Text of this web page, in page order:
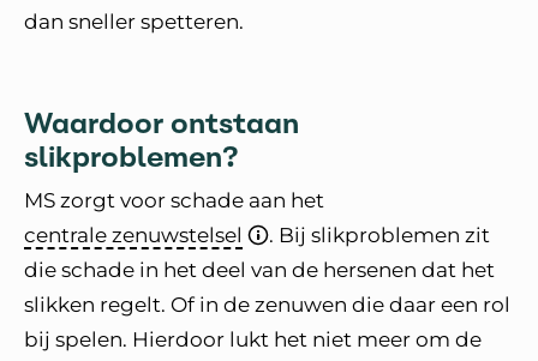
dan sneller spetteren.
Waardoor ontstaan
slikproblemen?
MS zorgt voor schade aan het
centrale zenuwstelsel
. Bij slikproblemen zit
die schade in het deel van de hersenen dat het
slikken regelt. Of in de zenuwen die daar een rol
bij spelen. Hierdoor lukt het niet meer om de